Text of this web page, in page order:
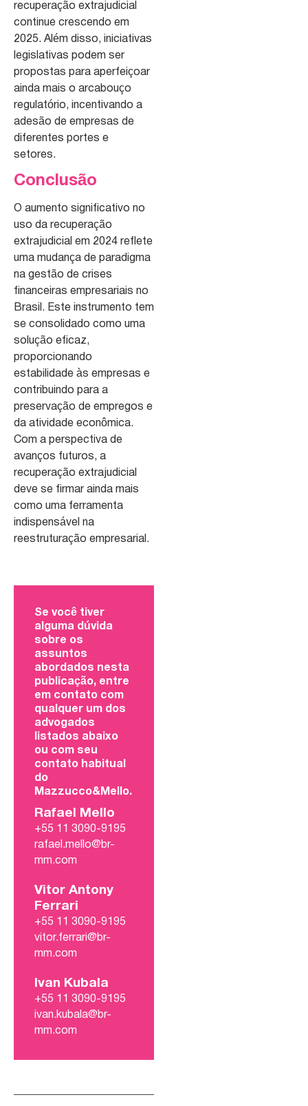
recuperação extrajudicial
continue crescendo em
2025. Além disso, iniciativas
legislativas podem ser
propostas para aperfeiçoar
ainda mais o arcabouço
regulatório, incentivando a
adesão de empresas de
diferentes portes e
setores.
Conclusão
O aumento significativo no
uso da recuperação
extrajudicial em 2024 reflete
uma mudança de paradigma
na gestão de crises
financeiras empresariais no
Brasil. Este instrumento tem
se consolidado como uma
solução eficaz,
proporcionando
estabilidade às empresas e
contribuindo para a
preservação de empregos e
da atividade econômica.
Com a perspectiva de
avanços futuros, a
recuperação extrajudicial
deve se firmar ainda mais
como uma ferramenta
indispensável na
reestruturação empresarial.
Se você tiver
alguma dúvida
sobre os
assuntos
abordados nesta
publicação, entre
em contato com
qualquer um dos
advogados
listados abaixo
ou com seu
contato habitual
do
Mazzucco&Mello.
Rafael Mello
+55 11 3090-9195
rafael.mello@br-
mm.com
Vitor Antony
Ferrari
+55 11 3090-9195
vitor.ferrari@br-
mm.com
Ivan Kubala
+55 11 3090-9195
ivan.kubala@br-
mm.com